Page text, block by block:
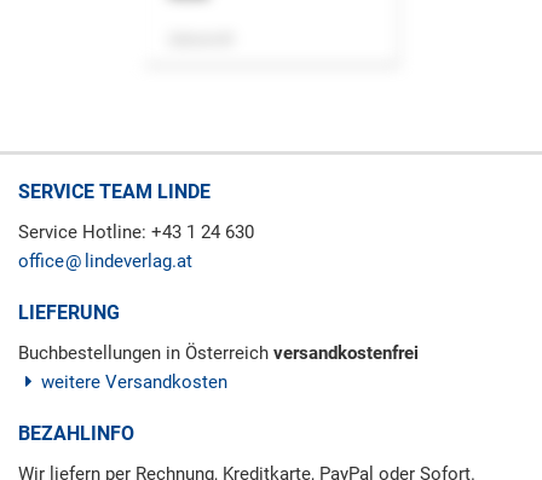
SERVICE TEAM LINDE
Service Hotline: +43 1 24 630
office
lindeverlag.at
LIEFERUNG
Buchbestellungen in Österreich versandkostenfrei
weitere Versandkosten
BEZAHLINFO
Wir liefern per Rechnung, Kreditkarte, PayPal oder Sofort.